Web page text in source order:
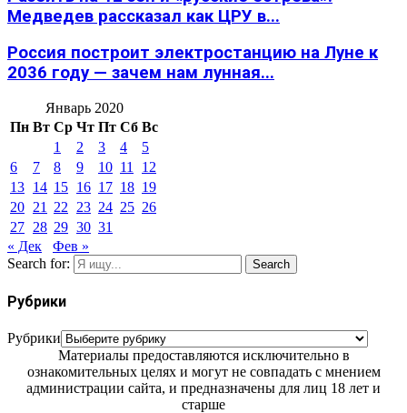
Медведев рассказал как ЦРУ в...
Россия построит электростанцию на Луне к
2036 году — зачем нам лунная...
Январь 2020
Пн Вт Ср Чт Пт Сб Вс
1
2 3 4
5
6
7 8 9 10 11
12
13 14 15 16 17 18 19
20 21 22 23 24 25 26
27 28 29 30 31
« Дек
Фев »
Search for:
Search
Рубрики
Рубрики
Материалы предоставляются исключительно в
ознакомительных целях и могут не совпадать с мнением
администрации сайта, и предназначены для лиц 18 лет и
старше